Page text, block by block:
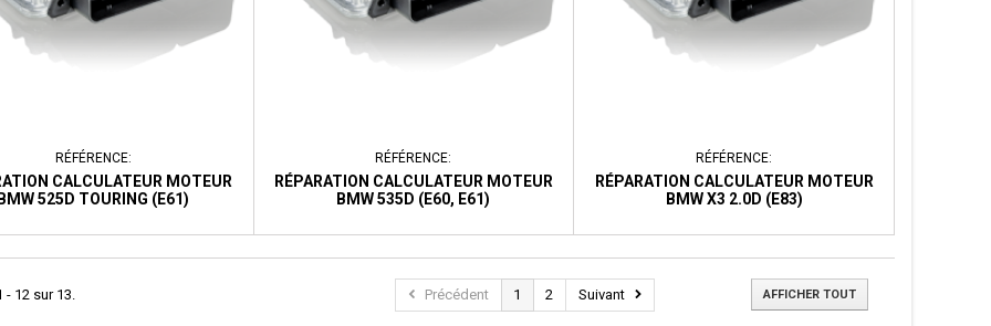
RÉFÉRENCE:
CALCULATEUR MOTEUR
525D TOURING (E61)
RÉFÉRENCE:
RÉPARATION CALCULATEUR MOTEUR
BMW 535D (E60, E61)
RÉFÉRENCE:
RÉPARATION CALCULATEUR MOTEUR
BMW X3 2.0D (E83)
Précédent 1 2 Suivant AFFICHER TOUT
12 sur 13.